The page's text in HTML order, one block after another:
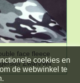
face fleece
Zwart/Wit
cookies en
de webwinkel te